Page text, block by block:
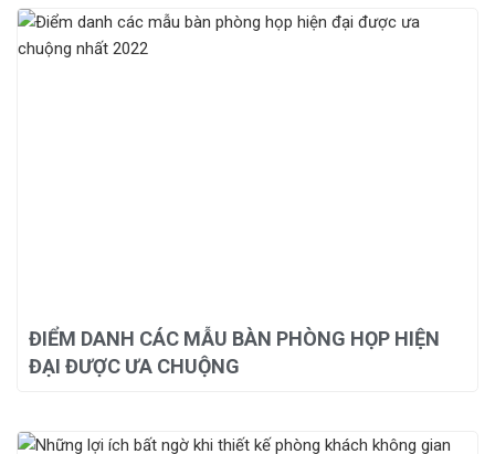
ĐIỂM DANH CÁC MẪU BÀN PHÒNG HỌP HIỆN
ĐẠI ĐƯỢC ƯA CHUỘNG